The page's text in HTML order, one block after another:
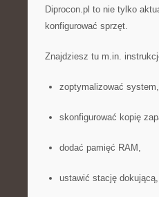
Diprocon.pl to nie tylko
konfigurować sprzęt.
Znajdziesz tu m.in.
zoptymalizować system,
skonfigurować kopię
dodać pamięć RAM,
ustawić stację dokującą,